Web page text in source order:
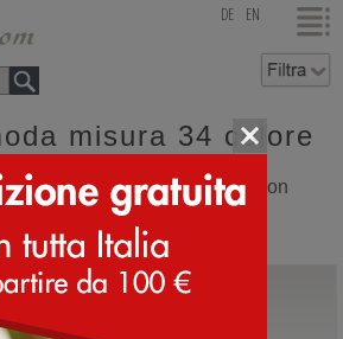
DE EN
misura 34 colore
34 colore verde online shop con
dall'Italia
Boot moda
Moon Boot®
Moon Boot